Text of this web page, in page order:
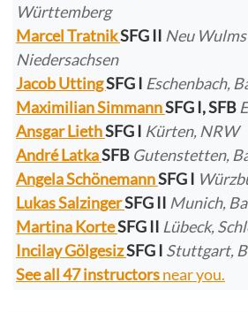
Württemberg
Marcel TratnikSFG II Neu
Niedersachsen
Jacob UttingSFG I Eschenbach,
Maximilian SimmannSFG I, SFB
Ansgar LiethSFG I Kürten, NRW
André LatkaSFB Gutenstetten,
Angela SchönemannSFG I
Lukas SalzingerSFG II Munich,
Martina KorteSFG II Lübeck,
Incilay GölgesizSFG I Stuttgart,
See all 47 instructorsnear you.